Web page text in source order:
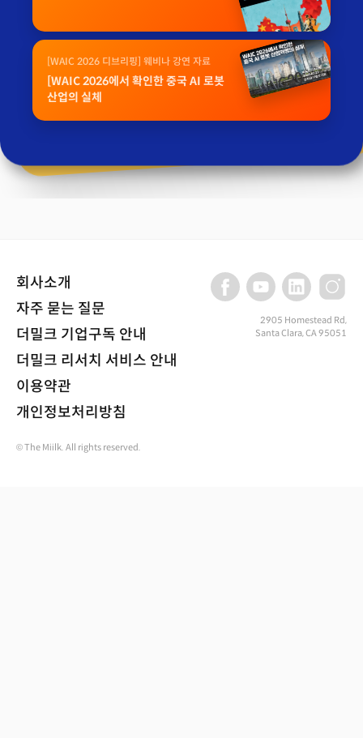
[WAIC 2026 디브리핑] 웨비나 강연 자료
[WAIC 2026에서 확인한 중국 AI 로봇
산업의 실체
회사소개
자주 묻는 질문
더밀크 기업구독 안내
더밀크 리서치 서비스 안내
이용약관
개인정보처리방침
2905 Homestead Rd,
Santa Clara, CA 95051
© The Miilk. All rights reserved.